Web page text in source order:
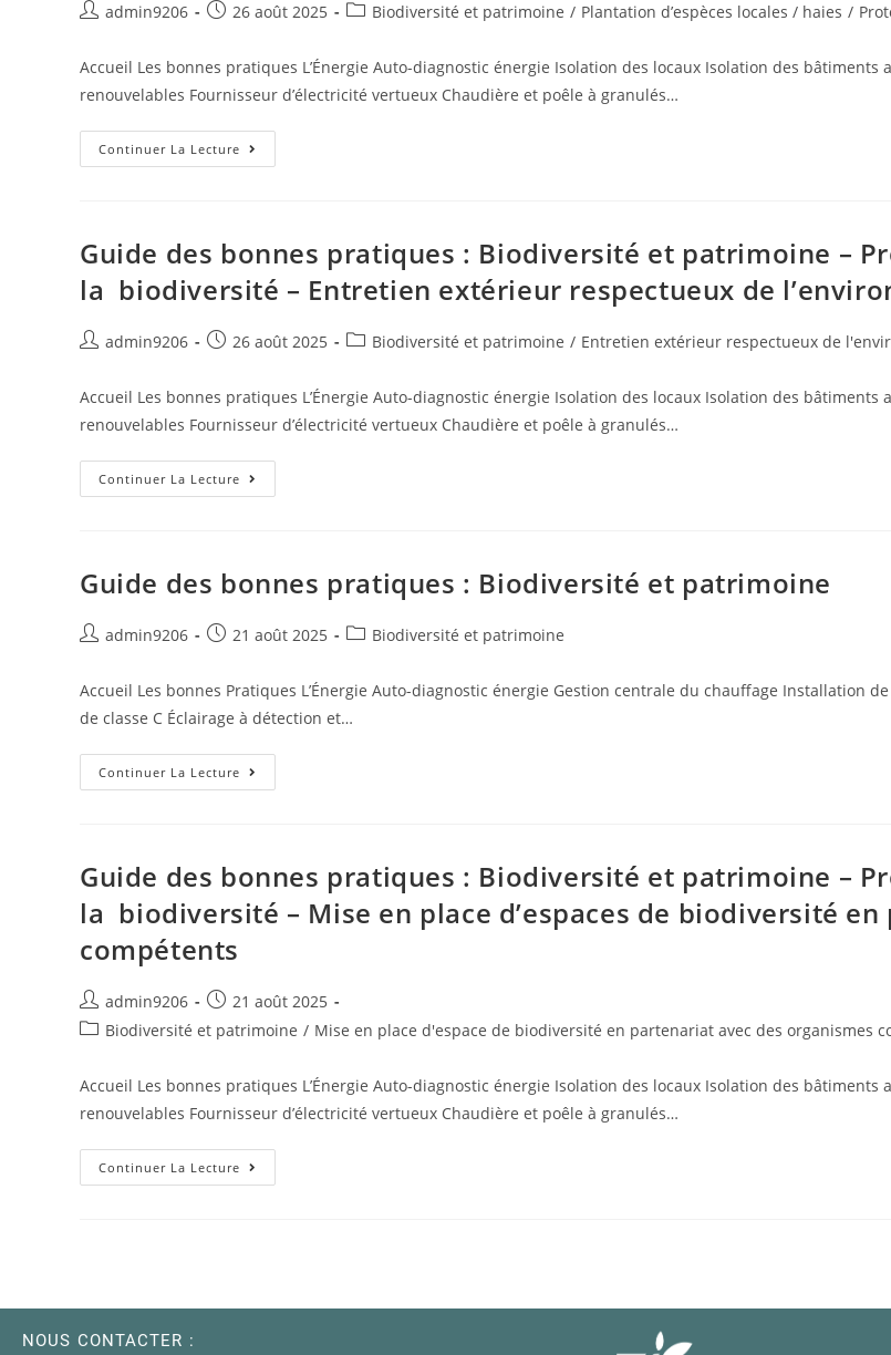
admin9206 26 août 2025 Biodiversité et patrimoine / Plantation d’espèces locales / haies /
Accueil Les bonnes pratiques L’Énergie Auto-diagnostic énergie Isolation des locaux Isolation des
renouvelables Fournisseur d’électricité vertueux Chaudière et poêle à granulés…
Continuer La Lecture
Guide des bonnes pratiques : Biodiversité et patrimoine –
la biodiversité – Entretien extérieur respectueux de
admin9206 26 août 2025 Biodiversité et patrimoine / Entretien extérieur respectueux de
Accueil Les bonnes pratiques L’Énergie Auto-diagnostic énergie Isolation des locaux Isolation des
renouvelables Fournisseur d’électricité vertueux Chaudière et poêle à granulés…
Continuer La Lecture
Guide des bonnes pratiques : Biodiversité et patrimoine
admin9206 21 août 2025 Biodiversité et patrimoine
Accueil Les bonnes Pratiques L’Énergie Auto-diagnostic énergie Gestion centrale du chauffage Installation
de classe C Éclairage à détection et…
Continuer La Lecture
Guide des bonnes pratiques : Biodiversité et patrimoine –
la biodiversité – Mise en place d’espaces de biodiversité
compétents
admin9206
21 août 2025
Biodiversité et patrimoine / Mise en place d'espace de biodiversité en partenariat avec des organismes
Accueil Les bonnes pratiques L’Énergie Auto-diagnostic énergie Isolation des locaux Isolation des
renouvelables Fournisseur d’électricité vertueux Chaudière et poêle à granulés…
Continuer La Lecture
NOUS CONTACTER :